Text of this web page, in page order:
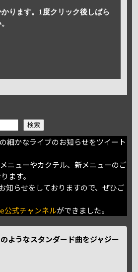
ります。1度クリック後しばら
検索
細かなライブのお知らせをツイート
ニューやカクテル、新メニューのご
ます。
知らせをしておりますので、ぜひご
公式チャンネルができました。
ようなスタンダード曲をジャジー